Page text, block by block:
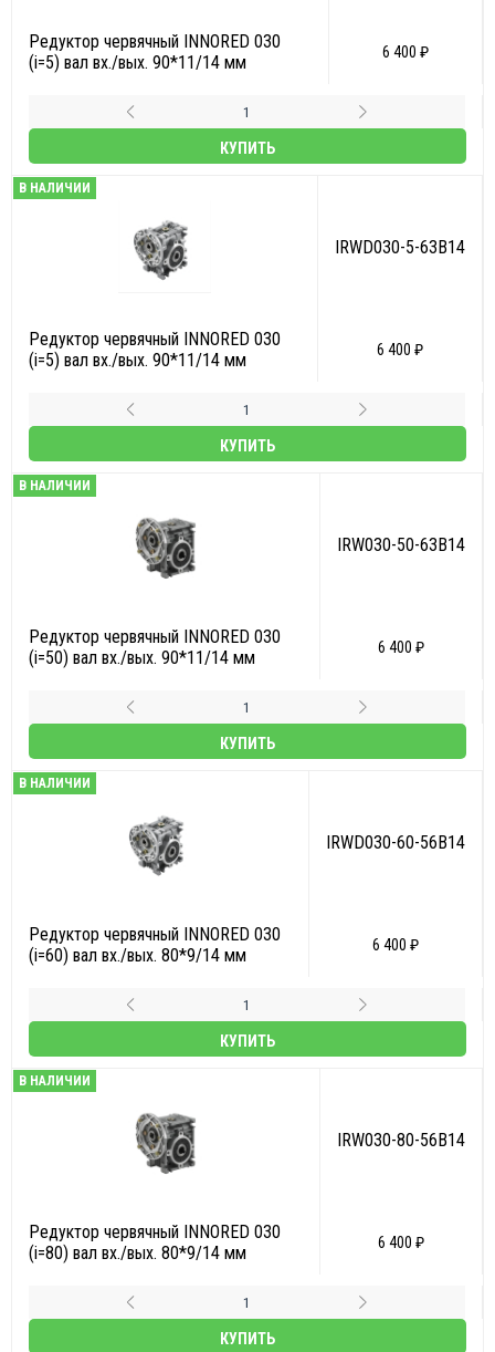
Редуктор червячный INNORED 030
(i=5) вал вх./вых. 90*11/14 мм
6 400 ₽
КУПИТЬ
В НАЛИЧИИ
IRWD030-5-63B14
Редуктор червячный INNORED 030
(i=5) вал вх./вых. 90*11/14 мм
6 400 ₽
КУПИТЬ
В НАЛИЧИИ
IRW030-50-63B14
Редуктор червячный INNORED 030
(i=50) вал вх./вых. 90*11/14 мм
6 400 ₽
КУПИТЬ
В НАЛИЧИИ
IRWD030-60-56B14
Редуктор червячный INNORED 030
(i=60) вал вх./вых. 80*9/14 мм
6 400 ₽
КУПИТЬ
В НАЛИЧИИ
IRW030-80-56B14
Редуктор червячный INNORED 030
(i=80) вал вх./вых. 80*9/14 мм
6 400 ₽
КУПИТЬ